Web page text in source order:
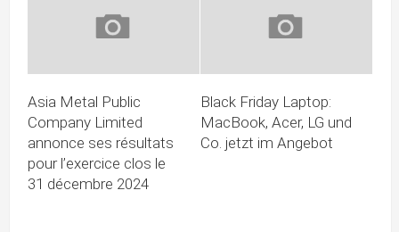
Asia Metal Public
Company Limited
annonce ses résultats
pour l’exercice clos le
31 décembre 2024
Black Friday Laptop:
MacBook, Acer, LG und
Co. jetzt im Angebot